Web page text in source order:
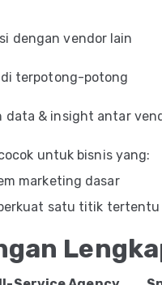
dengan vendor lain
terpotong-potong
data & insight antar
untuk bisnis yang:
marketing dasar
satu titik tertentu